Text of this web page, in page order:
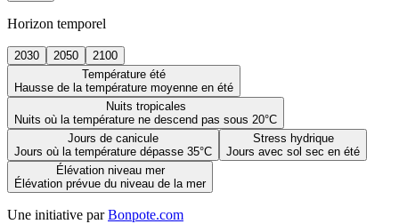
Horizon temporel
2030 2050
2100
Température été
Hausse de la température moyenne en été
Nuits tropicales
Nuits où la température ne descend pas sous 20°C
Jours de canicule
Jours où la température dépasse 35°C
Stress hydrique
Jours avec sol sec en été
Élévation niveau mer
Élévation prévue du niveau de la mer
Une initiative par Bonpote.com